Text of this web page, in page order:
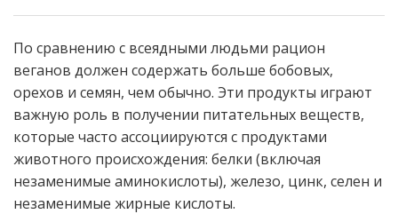
По сравнению с всеядными людьми рацион
веганов должен содержать больше бобовых,
орехов и семян, чем обычно. Эти продукты играют
важную роль в получении питательных веществ,
которые часто ассоциируются с продуктами
животного происхождения: белки (включая
незаменимые аминокислоты), железо, цинк, селен и
незаменимые жирные кислоты.